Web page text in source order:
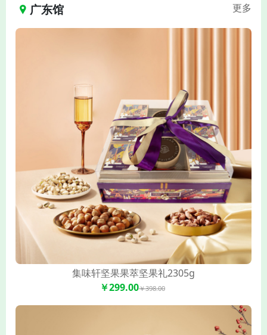
广东馆 更多
集味轩坚果果萃坚果礼2305g
￥299.00￥398.00